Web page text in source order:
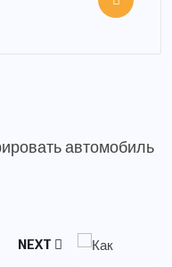
автомобиль
NEXT